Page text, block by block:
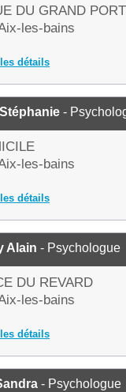
DU GRAND PORT
les-bains
détails
-
les-bains
détails
Alain - Psychologue
DU REVARD
les-bains
détails
- Psychologue